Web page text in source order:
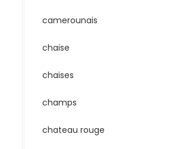
camerounais
chaise
chaises
champs
chateau rouge